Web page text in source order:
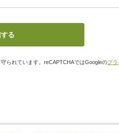
られています。reCAPTCHAではGoogleのプ